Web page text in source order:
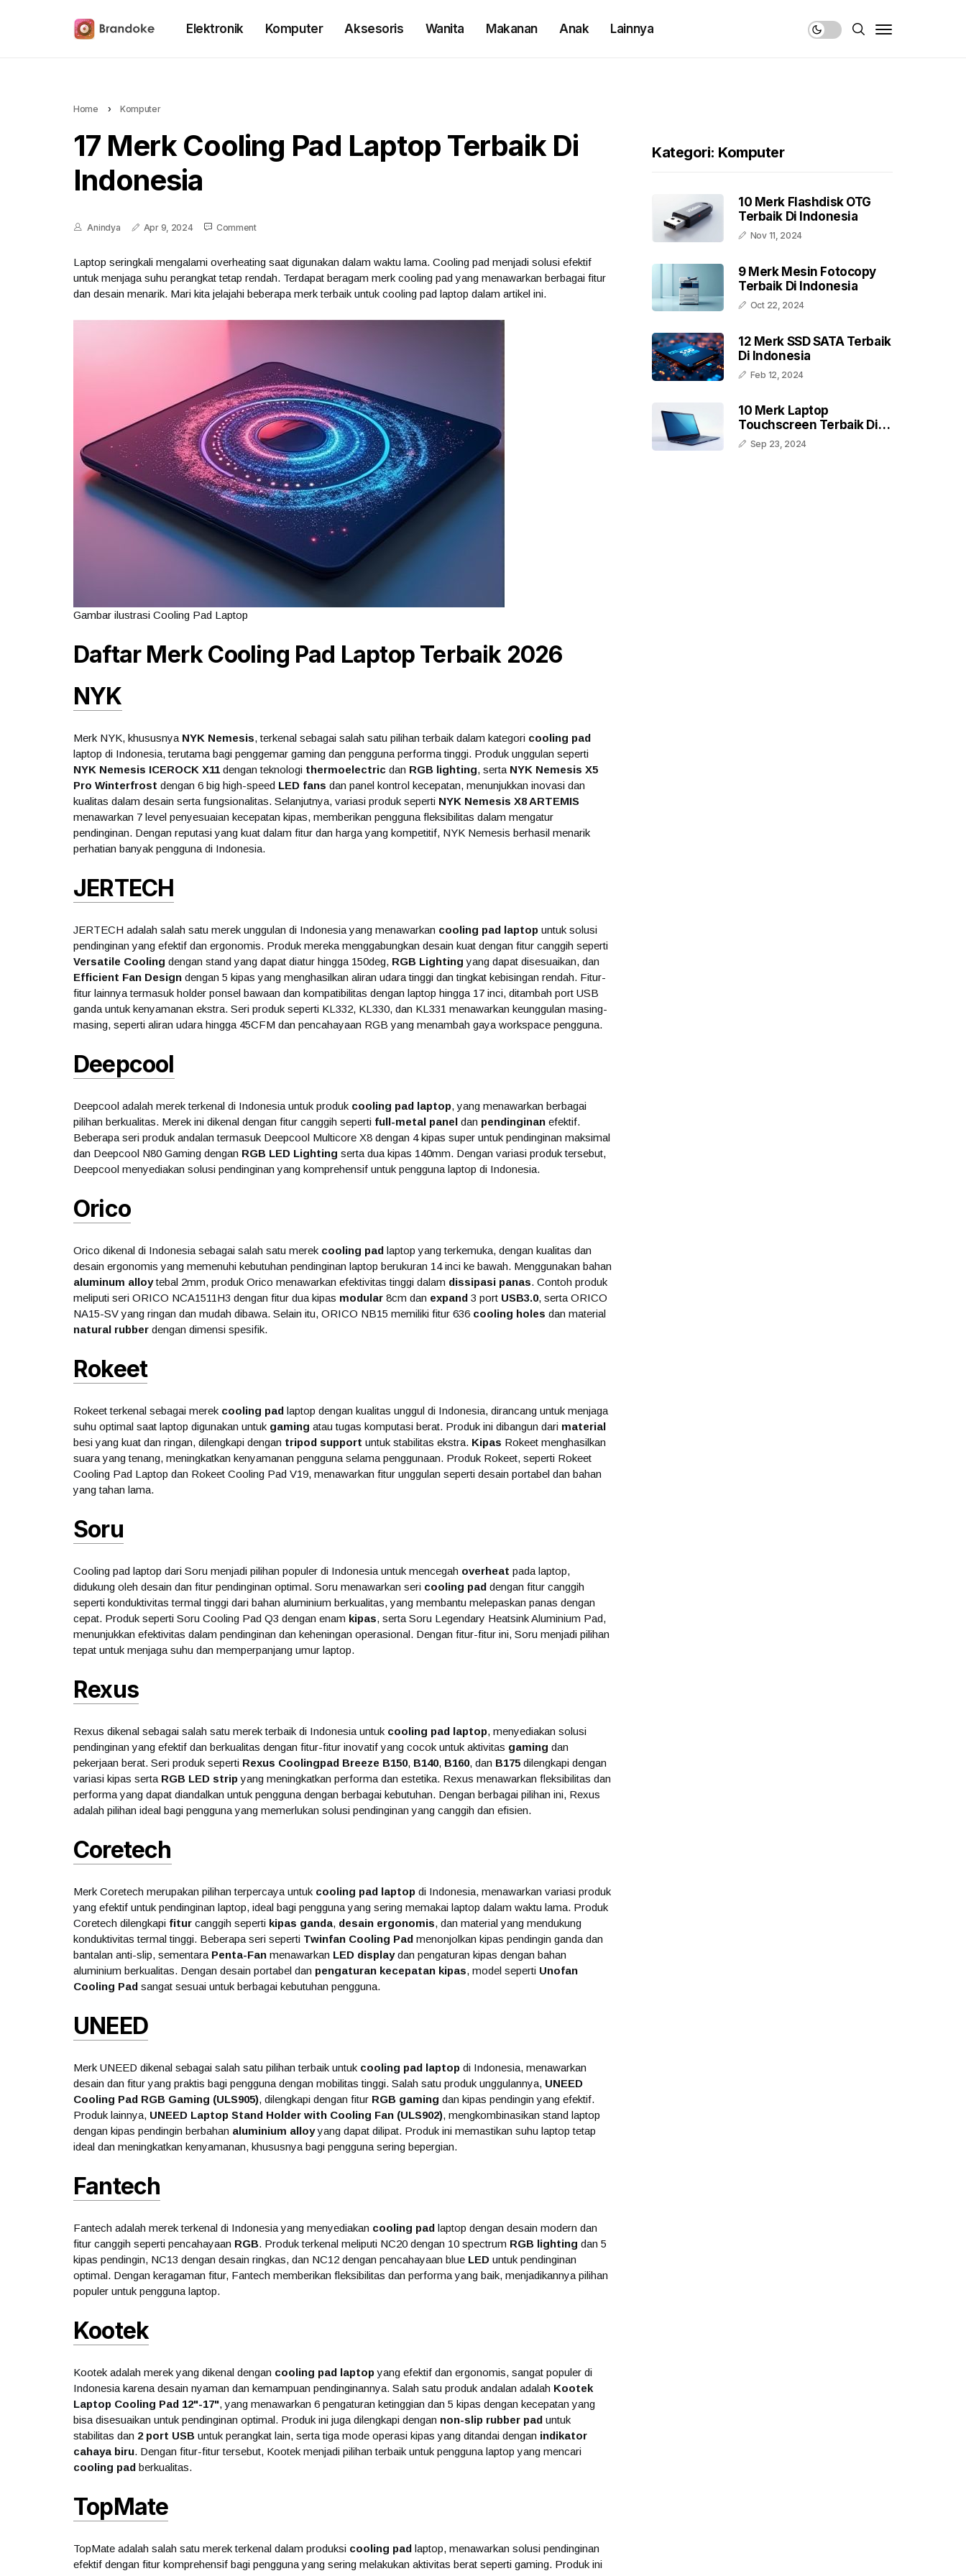
Elektronik Komputer Aksesoris Wanita Makanan Anak Lainnya
Home › Komputer
17 Merk Cooling Pad Laptop Terbaik Di
Indonesia
Anindya Apr 9, 2024 Comment
Laptop seringkali mengalami overheating saat digunakan dalam waktu lama. Cooling pad menjadi solusi efektif
untuk menjaga suhu perangkat tetap rendah. Terdapat beragam merk cooling pad yang menawarkan berbagai fitur
dan desain menarik. Mari kita jelajahi beberapa merk terbaik untuk cooling pad laptop dalam artikel ini.
Gambar ilustrasi Cooling Pad Laptop
Daftar Merk Cooling Pad Laptop Terbaik 2026
NYK
Merk NYK, khususnya NYK Nemesis, terkenal sebagai salah satu pilihan terbaik dalam kategori cooling pad
laptop di Indonesia, terutama bagi penggemar gaming dan pengguna performa tinggi. Produk unggulan seperti
NYK Nemesis ICEROCK X11 dengan teknologi thermoelectric dan RGB lighting, serta NYK Nemesis X5
Pro Winterfrost dengan 6 big high-speed LED fans dan panel kontrol kecepatan, menunjukkan inovasi dan
kualitas dalam desain serta fungsionalitas. Selanjutnya, variasi produk seperti NYK Nemesis X8 ARTEMIS
menawarkan 7 level penyesuaian kecepatan kipas, memberikan pengguna fleksibilitas dalam mengatur
pendinginan. Dengan reputasi yang kuat dalam fitur dan harga yang kompetitif, NYK Nemesis berhasil menarik
perhatian banyak pengguna di Indonesia.
JERTECH
JERTECH adalah salah satu merek unggulan di Indonesia yang menawarkan cooling pad laptop untuk solusi
pendinginan yang efektif dan ergonomis. Produk mereka menggabungkan desain kuat dengan fitur canggih seperti
Versatile Cooling dengan stand yang dapat diatur hingga 150deg, RGB Lighting yang dapat disesuaikan, dan
Efficient Fan Design dengan 5 kipas yang menghasilkan aliran udara tinggi dan tingkat kebisingan rendah. Fitur-
fitur lainnya termasuk holder ponsel bawaan dan kompatibilitas dengan laptop hingga 17 inci, ditambah port USB
ganda untuk kenyamanan ekstra. Seri produk seperti KL332, KL330, dan KL331 menawarkan keunggulan masing-
masing, seperti aliran udara hingga 45CFM dan pencahayaan RGB yang menambah gaya workspace pengguna.
Deepcool
Deepcool adalah merek terkenal di Indonesia untuk produk cooling pad laptop, yang menawarkan berbagai
pilihan berkualitas. Merek ini dikenal dengan fitur canggih seperti full-metal panel dan pendinginan efektif.
Beberapa seri produk andalan termasuk Deepcool Multicore X8 dengan 4 kipas super untuk pendinginan maksimal
dan Deepcool N80 Gaming dengan RGB LED Lighting serta dua kipas 140mm. Dengan variasi produk tersebut,
Deepcool menyediakan solusi pendinginan yang komprehensif untuk pengguna laptop di Indonesia.
Orico
Orico dikenal di Indonesia sebagai salah satu merek cooling pad laptop yang terkemuka, dengan kualitas dan
desain ergonomis yang memenuhi kebutuhan pendinginan laptop berukuran 14 inci ke bawah. Menggunakan bahan
aluminum alloytebal 2mm, produk Orico menawarkan efektivitas tinggi dalam dissipasi panas. Contoh produk
meliputi seri ORICO NCA1511H3 dengan fitur dua kipas modular 8cm dan expand 3 port USB3.0, serta ORICO
NA15-SV yang ringan dan mudah dibawa. Selain itu, ORICO NB15 memiliki fitur 636 cooling holes dan material
natural rubber dengan dimensi spesifik.
Rokeet
Rokeet terkenal sebagai merek cooling pad laptop dengan kualitas unggul di Indonesia, dirancang untuk menjaga
suhu optimal saat laptop digunakan untuk gaming atau tugas komputasi berat. Produk ini dibangun dari material
besi yang kuat dan ringan, dilengkapi dengan tripod support untuk stabilitas ekstra. Kipas Rokeet menghasilkan
suara yang tenang, meningkatkan kenyamanan pengguna selama penggunaan. Produk Rokeet, seperti Rokeet
Cooling Pad Laptop dan Rokeet Cooling Pad V19, menawarkan fitur unggulan seperti desain portabel dan bahan
yang tahan lama.
Soru
Cooling pad laptop dari Soru menjadi pilihan populer di Indonesia untuk mencegah overheat pada laptop,
didukung oleh desain dan fitur pendinginan optimal. Soru menawarkan seri cooling pad dengan fitur canggih
seperti konduktivitas termal tinggi dari bahan aluminium berkualitas, yang membantu melepaskan panas dengan
cepat. Produk seperti Soru Cooling Pad Q3 dengan enam kipas, serta Soru Legendary Heatsink Aluminium Pad,
menunjukkan efektivitas dalam pendinginan dan keheningan operasional. Dengan fitur-fitur ini, Soru menjadi pilihan
tepat untuk menjaga suhu dan memperpanjang umur laptop.
Rexus
Rexus dikenal sebagai salah satu merek terbaik di Indonesia untuk cooling pad laptop, menyediakan solusi
pendinginan yang efektif dan berkualitas dengan fitur-fitur inovatif yang cocok untuk aktivitas gaming dan
pekerjaan berat. Seri produk seperti Rexus Coolingpad Breeze B150, B140, B160, dan B175 dilengkapi dengan
variasi kipas serta RGB LED stripyang meningkatkan performa dan estetika. Rexus menawarkan fleksibilitas dan
performa yang dapat diandalkan untuk pengguna dengan berbagai kebutuhan. Dengan berbagai pilihan ini, Rexus
adalah pilihan ideal bagi pengguna yang memerlukan solusi pendinginan yang canggih dan efisien.
Coretech
Merk Coretech merupakan pilihan terpercaya untuk cooling pad laptop di Indonesia, menawarkan variasi produk
yang efektif untuk pendinginan laptop, ideal bagi pengguna yang sering memakai laptop dalam waktu lama. Produk
Coretech dilengkapi fitur canggih seperti kipas ganda, desain ergonomis, dan material yang mendukung
konduktivitas termal tinggi. Beberapa seri seperti Twinfan Cooling Pad menonjolkan kipas pendingin ganda dan
bantalan anti-slip, sementara Penta-Fan menawarkan LED displaydan pengaturan kipas dengan bahan
aluminium berkualitas. Dengan desain portabel dan pengaturan kecepatan kipas, model seperti Unofan
Cooling Pad sangat sesuai untuk berbagai kebutuhan pengguna.
UNEED
Merk UNEED dikenal sebagai salah satu pilihan terbaik untuk cooling pad laptop di Indonesia, menawarkan
desain dan fitur yang praktis bagi pengguna dengan mobilitas tinggi. Salah satu produk unggulannya, UNEED
Cooling Pad RGB Gaming (ULS905), dilengkapi dengan fitur RGB gaming dan kipas pendingin yang efektif.
Produk lainnya, UNEED Laptop Stand Holder with Cooling Fan (ULS902), mengkombinasikan stand laptop
dengan kipas pendingin berbahan aluminium alloyyang dapat dilipat. Produk ini memastikan suhu laptop tetap
ideal dan meningkatkan kenyamanan, khususnya bagi pengguna sering bepergian.
Fantech
Fantech adalah merek terkenal di Indonesia yang menyediakan cooling pad laptop dengan desain modern dan
fitur canggih seperti pencahayaan RGB. Produk terkenal meliputi NC20 dengan 10 spectrum RGB lighting dan 5
kipas pendingin, NC13 dengan desain ringkas, dan NC12 dengan pencahayaan blue LED untuk pendinginan
optimal. Dengan keragaman fitur, Fantech memberikan fleksibilitas dan performa yang baik, menjadikannya pilihan
populer untuk pengguna laptop.
Kootek
Kootek adalah merek yang dikenal dengan cooling pad laptopyang efektif dan ergonomis, sangat populer di
Indonesia karena desain nyaman dan kemampuan pendinginannya. Salah satu produk andalan adalah Kootek
Laptop Cooling Pad 12"-17", yang menawarkan 6 pengaturan ketinggian dan 5 kipas dengan kecepatan yang
bisa disesuaikan untuk pendinginan optimal. Produk ini juga dilengkapi dengan non-slip rubber pad untuk
stabilitas dan 2 port USB untuk perangkat lain, serta tiga mode operasi kipas yang ditandai dengan indikator
cahaya biru. Dengan fitur-fitur tersebut, Kootek menjadi pilihan terbaik untuk pengguna laptop yang mencari
cooling pad berkualitas.
TopMate
TopMate adalah salah satu merek terkenal dalam produksi cooling pad laptop, menawarkan solusi pendinginan
efektif dengan fitur komprehensif bagi pengguna yang sering melakukan aktivitas berat seperti gaming. Produk ini
Kategori: Komputer
10 Merk Flashdisk OTG
Terbaik Di Indonesia
Nov 11, 2024
9 Merk Mesin Fotocopy
Terbaik Di Indonesia
Oct 22, 2024
12 Merk SSD SATA Terbaik
Di Indonesia
Feb 12, 2024
10 Merk Laptop
Touchscreen Terbaik Di
Indonesia
Sep 23, 2024